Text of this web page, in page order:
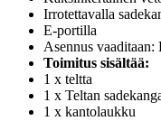
Irrotettavalla
E-portilla
Asennus vaaditaan:
Toimitus sisältää:
1 x teltta
1 x Teltan
1 x kantolaukku